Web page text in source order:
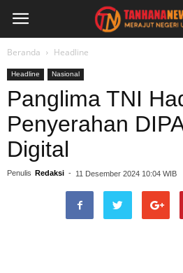
Beranda Headline
Headline Nasional
Panglima TNI
Penyerahan
Digital
Penulis Redaksi - 11 Desember 2024 10:04 WIB